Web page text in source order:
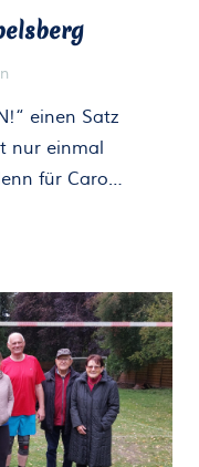
einen Satz
nur einmal
für Caro…